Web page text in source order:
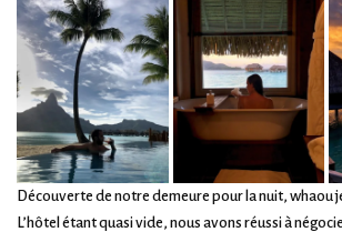
Découverte de notre demeure pour la nuit, whaou
L’hôtel étant quasi vide, nous avons réussi à